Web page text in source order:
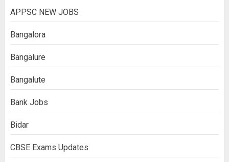
APPSC NEW JOBS
Bangalora
Bangalure
Bangalute
Bank Jobs
Bidar
CBSE Exams Updates